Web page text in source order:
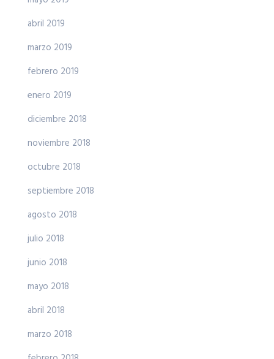
abril 2019
marzo 2019
febrero 2019
enero 2019
diciembre 2018
noviembre 2018
octubre 2018
septiembre 2018
agosto 2018
julio 2018
junio 2018
mayo 2018
abril 2018
marzo 2018